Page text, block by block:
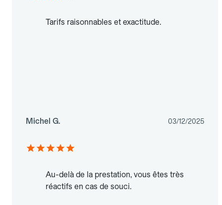
Tarifs raisonnables et exactitude.
Michel G. 03/12/2025
Au-delà de la prestation, vous êtes très
réactifs en cas de souci.